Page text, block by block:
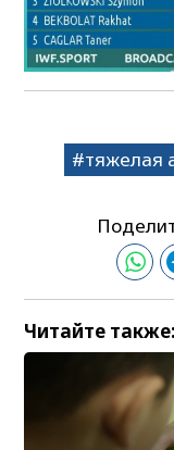
тяжелая
Читайте также: